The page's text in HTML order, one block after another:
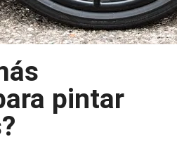
pintar